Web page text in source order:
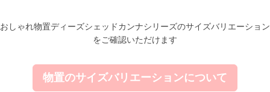
おしゃれ物置ディーズシェッドカンナシリーズのサイズバリエーション
をご確認いただけます
物置のサイズバリエーションについて